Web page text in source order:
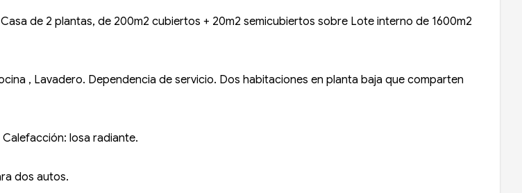
Casa de 2 plantas, de 200m2 cubiertos + 20m2 semicubiertos sobre Lote interno de 1600m2
, Lavadero. Dependencia de servicio. Dos habitaciones en planta baja que comparten
losa radiante.
dos autos.